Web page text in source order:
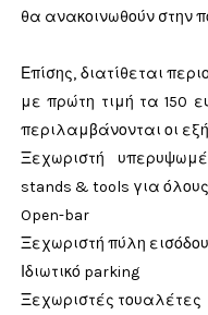
θα ανακοινωθούν στην
Επίσης, διατίθεται
με πρώτη τιμή τα 150
περιλαμβάνονται οι
Ξεχωριστή
stands & tools για όλους
Open-bar
Ξεχωριστή πύλη εισόδου
Ιδιωτικό parking
Ξεχωριστές τουαλέτες